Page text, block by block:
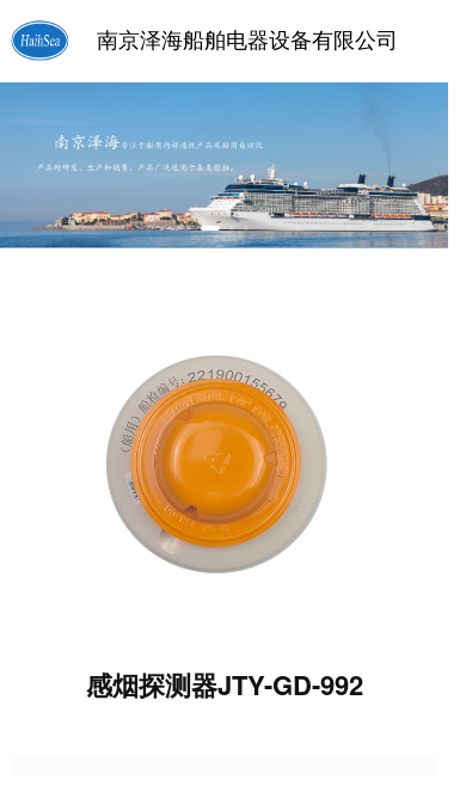
南京泽海船舶电器设备有限公司
感烟探测器JTY-GD-992